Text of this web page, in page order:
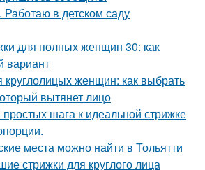
Работаю в детском саду
для полных женщин 30: как
вариант
круглолицых женщин: как выбрать
вытянет лицо
шага к идеальной стрижке
места можно найти в Тольятти
стрижки для круглого лица